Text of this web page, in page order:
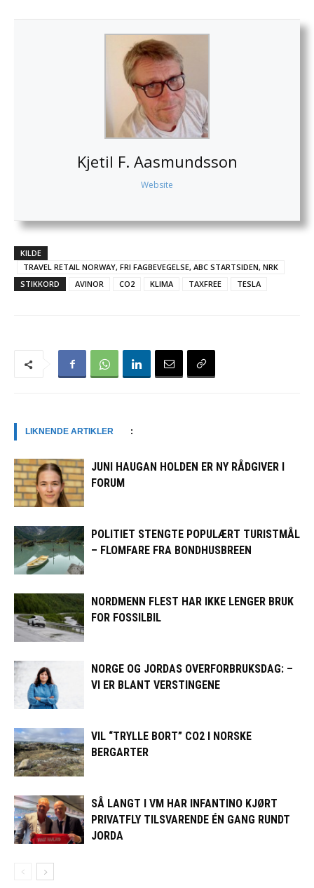
Kjetil F. Aasmundsson
Website
KILDE
TRAVEL RETAIL NORWAY, FRI FAGBEVEGELSE, ABC STARTSIDEN, NRK
STIKKORD
AVINOR CO2 KLIMA TAXFREE TESLA
LIKNENDE ARTIKLER :
JUNI HAUGAN HOLDEN ER NY RÅDGIVER I
FORUM
POLITIET STENGTE POPULÆRT TURISTMÅL
– FLOMFARE FRA BONDHUSBREEN
NORDMENN FLEST HAR IKKE LENGER BRUK
FOR FOSSILBIL
NORGE OG JORDAS OVERFORBRUKSDAG: –
VI ER BLANT VERSTINGENE
VIL “TRYLLE BORT” CO2 I NORSKE
BERGARTER
SÅ LANGT I VM HAR INFANTINO KJØRT
PRIVATFLY TILSVARENDE ÉN GANG RUNDT
JORDA